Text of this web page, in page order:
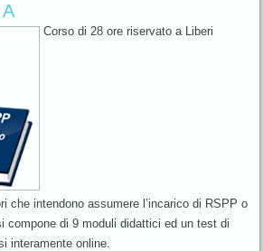
Corso di 28 ore riservato a Liberi
che intendono assumere l’incarico di RSPP o
compone di 9 moduli didattici ed un test di
interamente online.